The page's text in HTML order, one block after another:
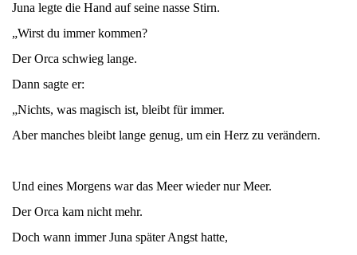
Juna legte die Hand auf seine nasse Stirn.
„Wirst du immer kommen?
Der Orca schwieg lange.
Dann sagte er:
„Nichts, was magisch ist, bleibt für immer.
Aber manches bleibt lange genug, um ein Herz zu verändern.
Und eines Morgens war das Meer wieder nur Meer.
Der Orca kam nicht mehr.
Doch wann immer Juna später Angst hatte,